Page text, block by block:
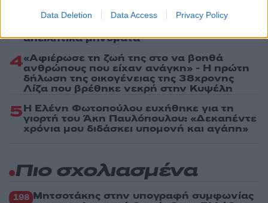
Data Deletion Data Access Privacy Policy
δύο καταθέσεις «κλειδί» της συζύγου του
26χρονου Αφγανού – Το στίγμα του
απειλητικά μηνύματα
4«Αφιέρωσε τη ζωή της στο να βοηθά
ανθρώπους που είχαν ανάγκη» - Η πρώτη
δήλωση της οικογένειας της 38χρονης
Λίζα που βρέθηκε νεκρή στην Κυψέλη
5Η Ελένη Φωτοπούλου ευχήθηκε για τη
γιορτή του Άκη Παυλόπουλου: «Δεκαπέντε
χρόνια μου διδάσκει υπομονή και αγάπη»
Πιο σχολιασμένα
198 Μητσοτάκης στην υπογραφή συμφωνίας